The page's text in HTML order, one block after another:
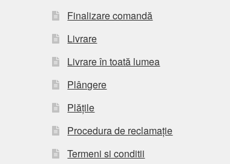
Finalizare comandă
Livrare
Livrare în toată lumea
Plângere
Plățile
Procedura de reclamație
Termeni si conditii